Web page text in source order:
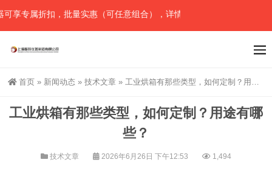
属折扣，批量实惠（可任意组合），详情请直接联系官网预留电话！
首页 » 新闻动态 » 技术文章 » 工业烘箱有那些类型，如何定制？用途有哪些？
工业烘箱有那些类型，如何定制？用途有哪
些？
技术文章 2026年6月26日 下午12:53 1,494